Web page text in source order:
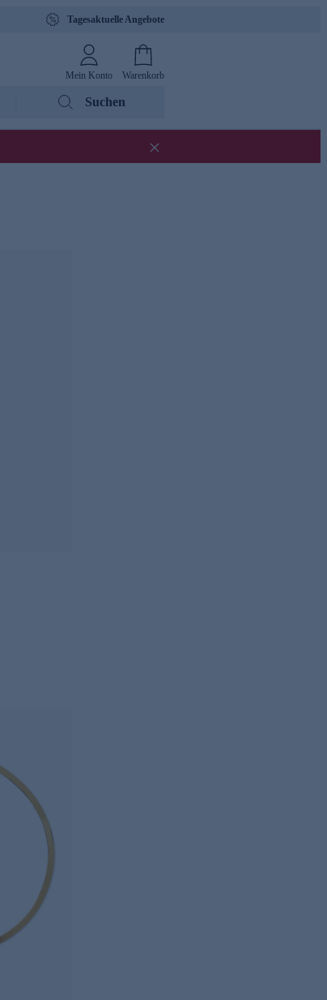
Tagesaktuelle Angebote
Mein Konto Warenkorb
Suchen